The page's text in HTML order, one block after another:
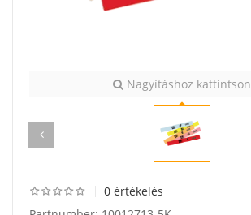
Nagyításhoz kattintson
0 értékelés